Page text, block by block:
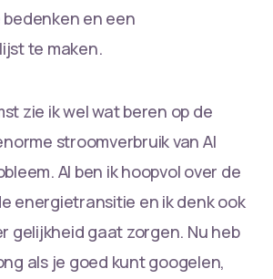
en een
te maken.
zie ik wel wat beren op de
stroomverbruik van AI
Al ben ik hoopvol over de
energietransitie en ik denk ook
gelijkheid gaat zorgen. Nu heb
als je goed kunt googelen,